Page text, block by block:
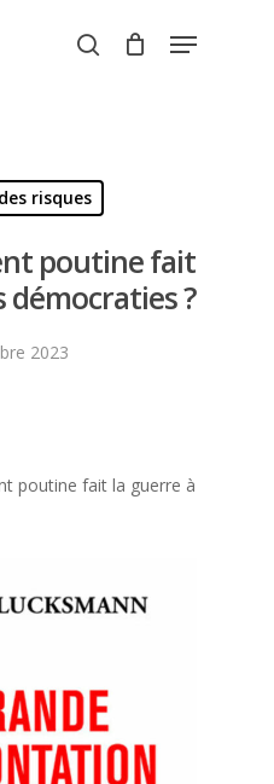
search
Menu
risques
poutine fait
démocraties ?
2023
poutine fait la guerre à